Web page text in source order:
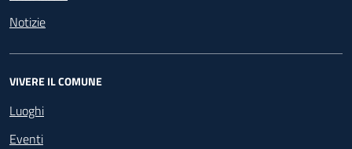
Notizie
VIVERE IL COMUNE
Luoghi
Eventi